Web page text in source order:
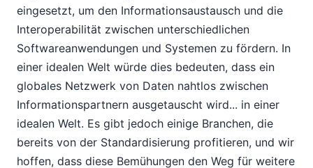
eingesetzt, um den Informationsaustausch und die
Interoperabilität zwischen unterschiedlichen
Softwareanwendungen und Systemen zu fördern. In
einer idealen Welt würde dies bedeuten, dass ein
globales Netzwerk von Daten nahtlos zwischen
Informationspartnern ausgetauscht wird... in einer
idealen Welt. Es gibt jedoch einige Branchen, die
bereits von der Standardisierung profitieren, und wir
hoffen, dass diese Bemühungen den Weg für weitere